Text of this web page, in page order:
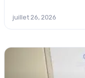
juillet 26, 2026